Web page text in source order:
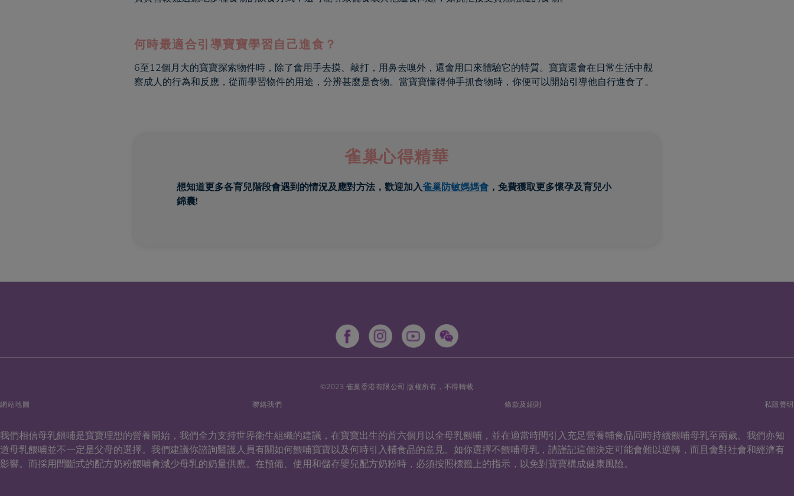
何時最適合引導寶寶學習自己進食？
6至12個月大的寶寶探索物件時，除了會用手去摸、敲打，用鼻去嗅外，還會用口來體驗它的特質。寶寶還會在日常生活中觀
察成人的行為和反應，從而學習物件的用途，分辨甚麼是食物。當寶寶懂得伸手抓食物時，你便可以開始引導他自行進食了。
雀巢心得精華
想知道更多各育兒階段會遇到的情況及應對方法，歡迎加入雀巢防敏媽媽會，免費獲取更多懷孕及育兒小
錦囊!
©2023 雀巢香港有限公司 版權所有，不得轉載
網站地圖
聯絡我們 條款及細則 私隱聲明
我們相信母乳餵哺是寶寶理想的營養開始，我們全力支持世界衛生組織的建議，在寶寶出生的首六個月以全母乳餵哺，並在適當時間引入充足營養輔食品同時持續餵哺母乳至兩歲。我們亦知
道母乳餵哺並不一定是父母的選擇。我們建議你諮詢醫護人員有關如何餵哺寶寶以及何時引入輔食品的意見。如你選擇不餵哺母乳，請謹記這個決定可能會難以逆轉，而且會對社會和經濟有
影響。而採用間斷式的配方奶粉餵哺會減少母乳的奶量供應。在預備、使用和儲存嬰兒配方奶粉時，必須按照標籤上的指示，以免對寶寶構成健康風險。